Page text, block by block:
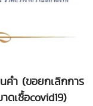
คำ (ขอยกเลิกการ
ดเชื้อcovid19)